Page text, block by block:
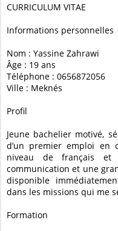
CURRICULUM VITAE
Informations personnelles
Nom : Yassine Zahrawi
Âge : 19 ans
Téléphone : 0656872056
Ville : Meknés
Profil
Jeune bachelier motivé,
d’un premier emploi en
niveau de français
communication et une
disponible
dans les missions qui me
Formation